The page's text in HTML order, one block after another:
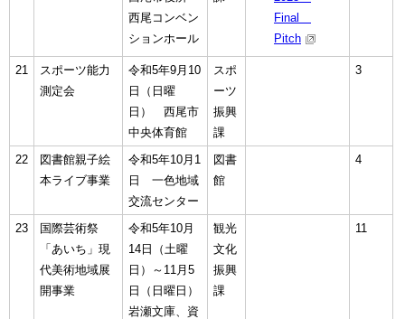
西尾コンベン
ションホール
Final
Pitch
21
スポーツ能力
測定会
令和5年9月10
日（日曜
日） 西尾市
中央体育館
スポ
ーツ
振興
課
3
22
図書館親子絵
本ライブ事業
令和5年10月1
日 一色地域
交流センター
図書
館
4
23
国際芸術祭
「あいち」現
代美術地域展
開事業
令和5年10月
14日（土曜
日）～11月5
日（日曜日）
岩瀬文庫、資
観光
文化
振興
課
11